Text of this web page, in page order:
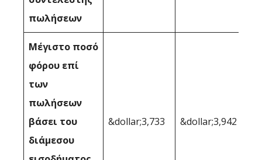
πωλήσεων
Μέγιστο ποσό
φόρου επί
των
πωλήσεων
βάσει του
διάμεσου
&dollar;3,733 &dollar;3,942